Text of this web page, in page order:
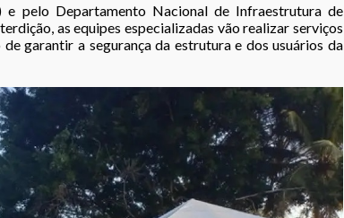
pelo Departamento Nacional de Infraestrutura de
as equipes especializadas vão realizar serviços
garantir a segurança da estrutura e dos usuários da